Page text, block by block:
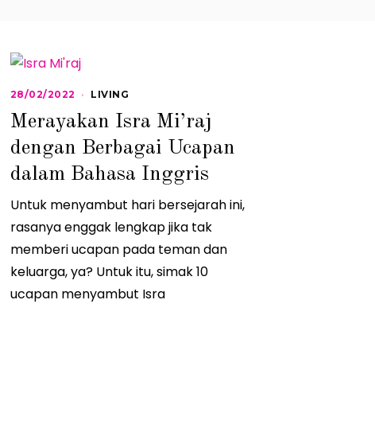
28/02/2022
2
/
2
0
2
LIVING
Merayakan Isra Mi’raj
dengan Berbagai Ucapan
dalam Bahasa Inggris
Untuk menyambut hari bersejarah ini,
rasanya enggak lengkap jika tak
memberi ucapan pada teman dan
keluarga, ya? Untuk itu, simak 10
ucapan menyambut Isra